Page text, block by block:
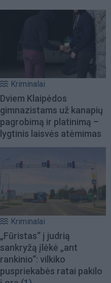
Kriminalai
Dviem Klaipėdos
gimnazistams už kanapių
pagrobimą ir platinimą –
lygtinis laisvės atėmimas
Kriminalai
„Fūristas“ į judrią
sankryžą įlėkė „ant
rankinio“: vilkiko
puspriekabės ratai pakilo